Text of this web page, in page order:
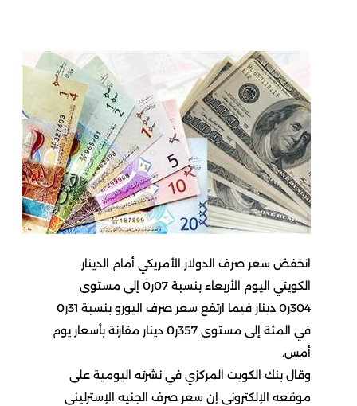
انخفض سعر صرف الدولار الأمريكي أمام الدينار
الكويتي اليوم الأربعاء بنسبة 07ر0 إلى مستوى
304ر0 دينار فيما ارتفع سعر صرف اليورو بنسبة 31ر0
في المئة إلى مستوى 357ر0 دينار مقارنة بأسعار يوم
أمس.
وقال بنك الكويت المركزي في نشرته اليومية على
موقعه الإلكتروني إن سعر صرف الجنيه الإسترليني